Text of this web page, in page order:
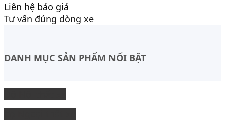
Liên hệ báo giá
Tư vấn đúng dòng xe
DANH MỤC SẢN PHẨM NỔI BẬT